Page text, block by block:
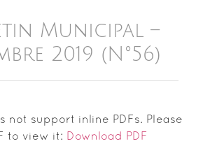
Municipal –
2019 (n°56)
not support inline PDFs. Please
to view it: Download PDF